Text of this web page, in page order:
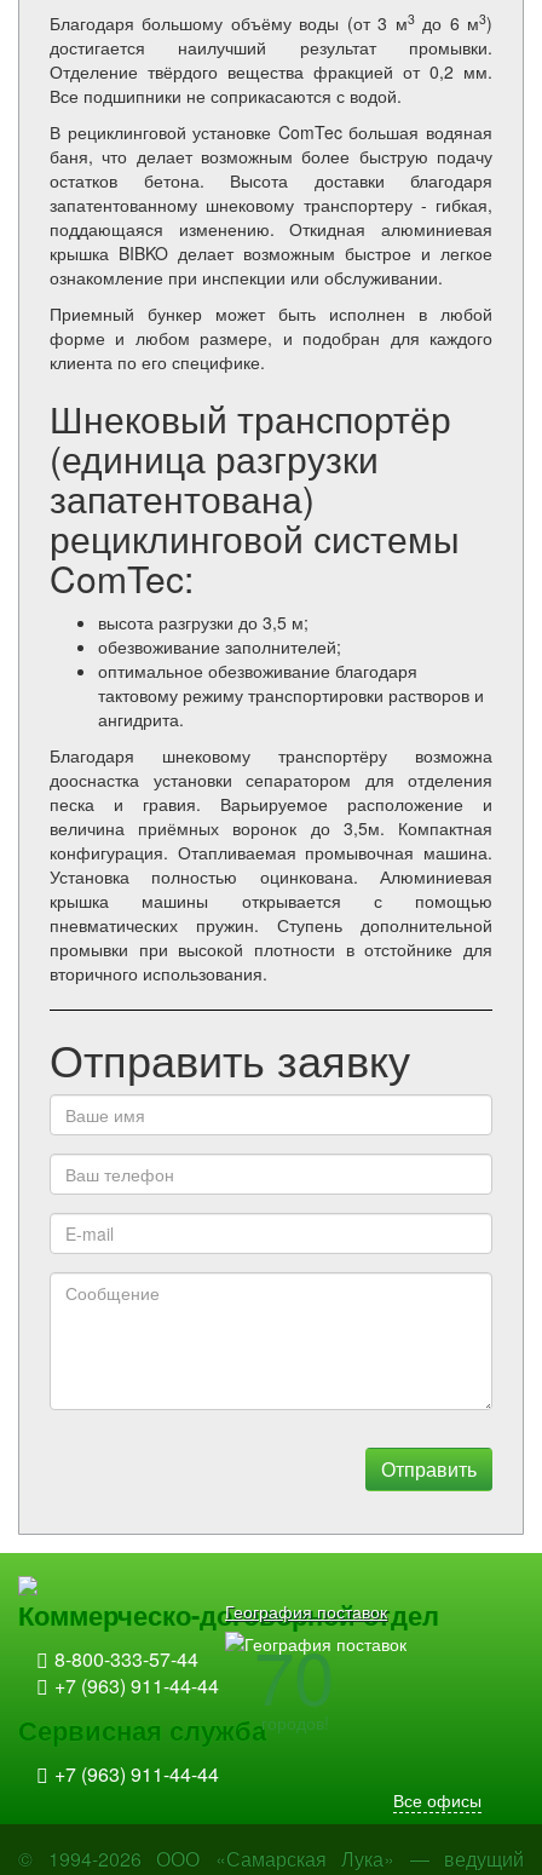
Благодаря большому объёму воды (от 3 м3до 6 м3)
достигается наилучший результат промывки.
Отделение твёрдого вещества фракцией от 0,2 мм.
Все подшипники не соприкасаются с водой.
В рециклинговой установке ComTec большая водяная
баня, что делает возможным более быструю подачу
остатков бетона. Высота доставки благодаря
запатентованному шнековому транспортеру - гибкая,
поддающаяся изменению. Откидная алюминиевая
крышка BIBKO делает возможным быстрое и легкое
ознакомление при инспекции или обслуживании.
Приемный бункер может быть исполнен в любой
форме и любом размере, и подобран для каждого
клиента по его специфике.
Шнековый транспортёр
(единица разгрузки
запатентована)
рециклинговой системы
ComTec:
высота разгрузки до 3,5 м;
обезвоживание заполнителей;
оптимальное обезвоживание благодаря
тактовому режиму транспортировки растворов и
ангидрита.
Благодаря шнековому транспортёру возможна
дооснастка установки сепаратором для отделения
песка и гравия. Варьируемое расположение и
величина приёмных воронок до 3,5м. Компактная
конфигурация. Отапливаемая промывочная машина.
Установка полностью оцинкована. Алюминиевая
крышка машины открывается с помощью
пневматических пружин. Ступень дополнительной
промывки при высокой плотности в отстойнике для
вторичного использования.
Отправить заявку
Отправить
География поставок
70
городов!
Коммерческо-договорной отдел
8-800-333-57-44
+7 (963) 911-44-44
Сервисная служба
+7 (963) 911-44-44
Все офисы
© 1994-2026 ООО «Самарская Лука» — ведущий